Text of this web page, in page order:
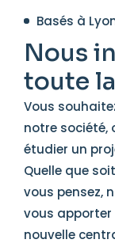
Basés à
Nous
toute
Vous
notre société,
étudier un
Quelle que
vous pensez,
vous apporter
nouvelle